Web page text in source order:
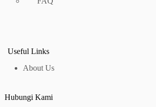
Useful Links
About Us
Hubungi Kami